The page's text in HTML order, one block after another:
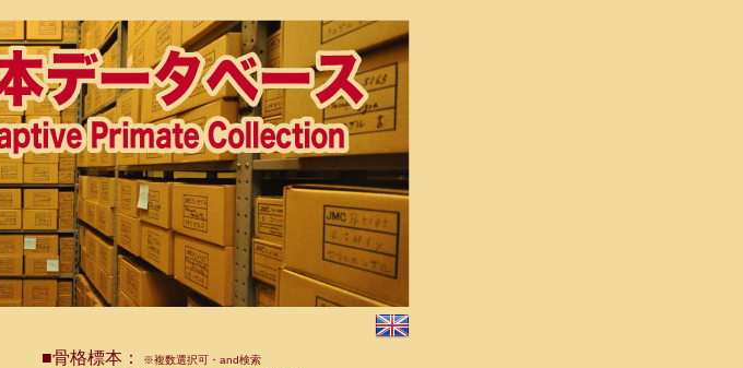
■骨格標本： ※複数選択可・and検索